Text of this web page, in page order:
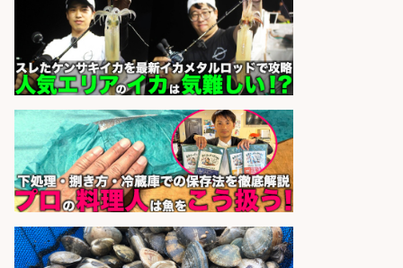
和田市
会社名 株式会社アドミック
sponsored by 求人ボックス
居酒屋/店長・店長候補/扱う魚は鮮
度抜群!大衆酒場で元気に働く店長候
補を募集
会社名
アカマル屋鮮魚店 大宮すずらん
通り
sponsored by 求人ボックス